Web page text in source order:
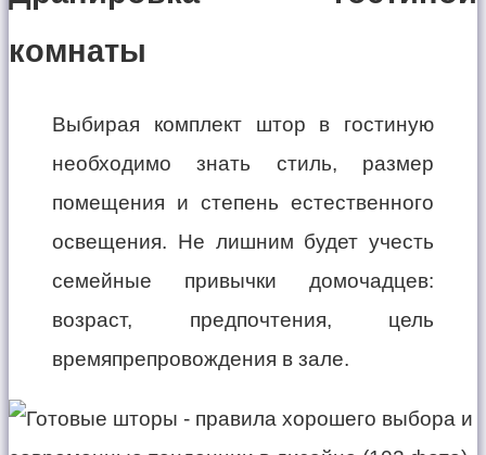
комнаты
Выбирая комплект штор в гостиную
необходимо знать стиль, размер
помещения и степень естественного
освещения. Не лишним будет учесть
семейные привычки домочадцев:
возраст, предпочтения, цель
времяпрепровождения в зале.